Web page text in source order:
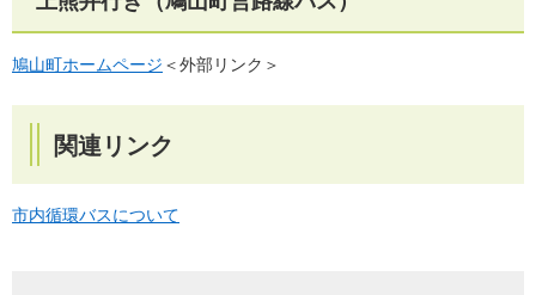
鳩山町ホームページ ＜外部リンク＞
関連リンク
市内循環バスについて